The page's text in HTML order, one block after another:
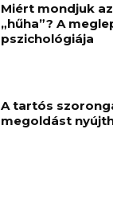
Miért mondjuk
„hűha”? A
pszichológiája
A tartós
megoldást